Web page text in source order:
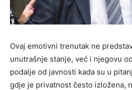
Ovaj emotivni trenutak ne
unutrašnje stanje, već i njegovu
podalje od javnosti kada su u
gdje je privatnost često izložena,